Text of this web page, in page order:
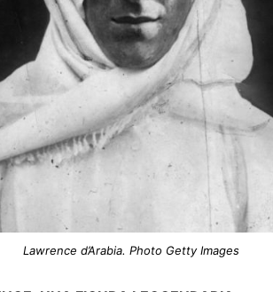
Lawrence d’Arabia. Photo Getty Images